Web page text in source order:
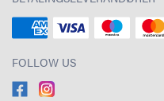
FOLLOW US